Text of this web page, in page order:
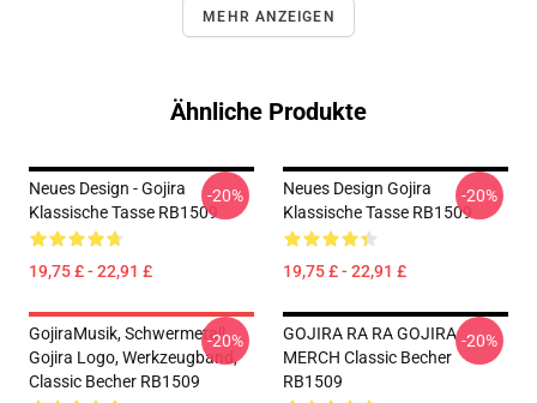
MEHR ANZEIGEN
Ähnliche Produkte
Neues Design - Gojira
Klassische Tasse RB1509
19,75 £ - 22,91 £
-20%
Neues Design Gojira
Klassische Tasse RB1509
19,75 £ - 22,91 £
-20%
GojiraMusik, Schwermetall,
Gojira Logo, Werkzeugband,
Classic Becher RB1509
-20%
GOJIRA RA RA GOJIRA
MERCH Classic Becher
RB1509
-20%